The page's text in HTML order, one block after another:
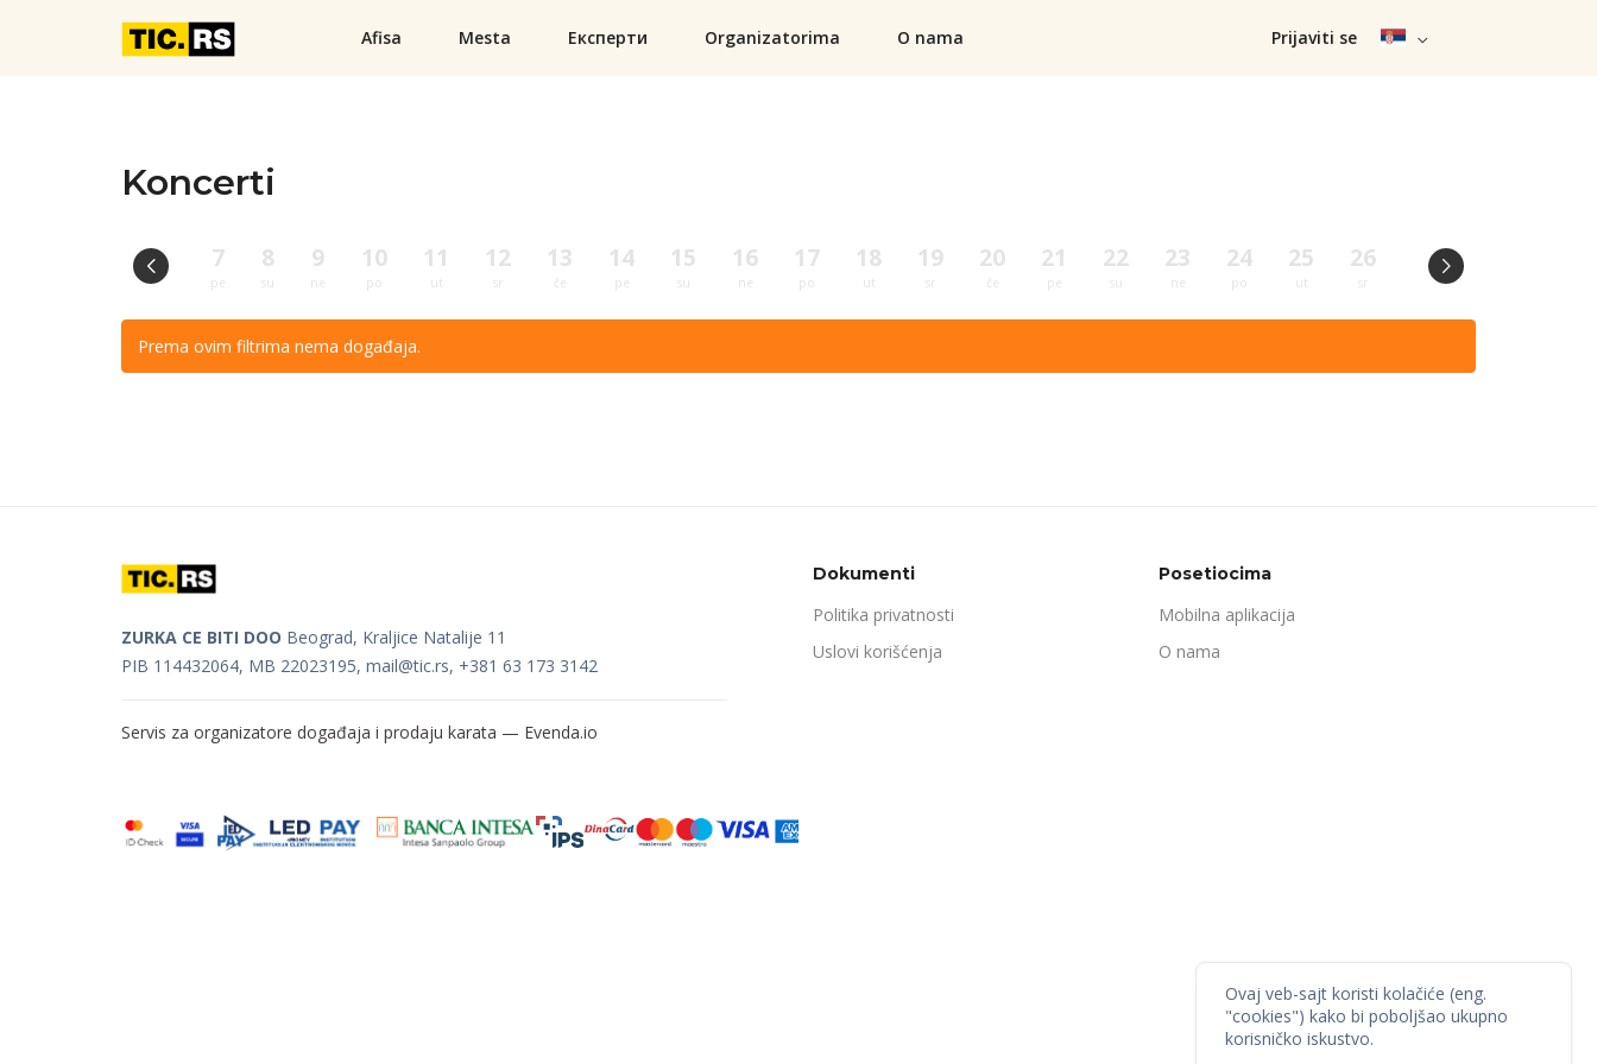
Afisa Mesta Експерти Organizatorima O nama Prijaviti se
Koncerti
7
pe
8
su
9
ne
10
po
11
ut
12
sr
13
če
14
pe
15
su
16
ne
17
po
18
ut
19
sr
20
če
21
pe
22
su
23
ne
24
po
25
ut
26
sr
27
če
Prema ovim filtrima nema događaja.
ZURKA CE BITI DOO Beograd, Kraljice Natalije 11
PIB 114432064, MB 22023195, mail@tic.rs, +381 63 173 3142
Servis za organizatore događaja i prodaju karata — Evenda.io
Dokumenti
Politika privatnosti
Uslovi korišćenja
Posetiocima
Mobilna aplikacija
O nama
Ovaj veb-sajt koristi kolačiće (eng.
"cookies") kako bi poboljšao ukupno
korisničko iskustvo.